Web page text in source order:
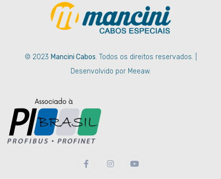
© 2023 Mancini Cabos. Todos os direitos reservados. |
Desenvolvido por Meeaw.